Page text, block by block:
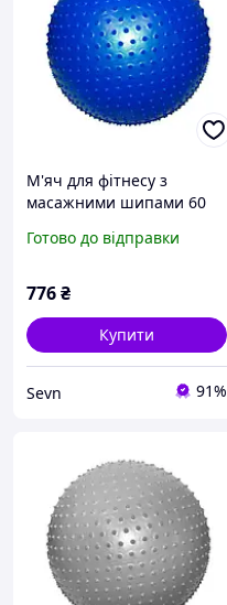
М'яч для фітнесу з
масажними шипами 60
Готово до відправки
776₴
Купити
Sevn 91%